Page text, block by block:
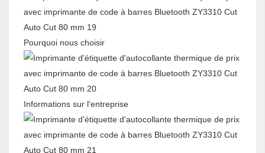
Pourquoi nous choisir
Informations sur l'entreprise